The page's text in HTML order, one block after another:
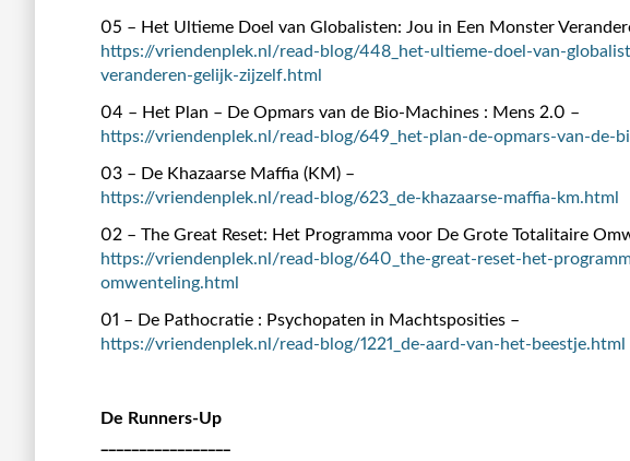
05 – Het Ultieme Doel van Globalisten: Jou in Een Monster
https://vriendenplek.nl/read-blog/448_het-ultieme-doel-van-
veranderen-gelijk-zijzelf.html
04 – Het Plan – De Opmars van de Bio-Machines : Mens 2.0 –
https://vriendenplek.nl/read-blog/649_het-plan-de-opmars-van-de-
03 – De Khazaarse Maffia (KM) –
https://vriendenplek.nl/read-blog/623_de-khazaarse-maffia-km.html
02 – The Great Reset: Het Programma voor De Grote Totalitaire
https://vriendenplek.nl/read-blog/640_the-great-reset-het-
omwenteling.html
01 – De Pathocratie : Psychopaten in Machtsposities –
https://vriendenplek.nl/read-blog/1221_de-aard-van-het-beestje.html
De Runners-Up